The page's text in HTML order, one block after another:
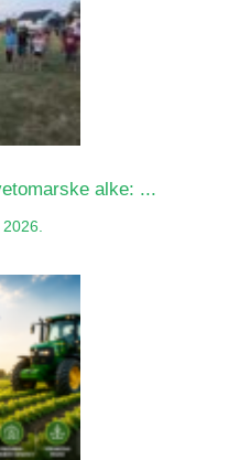
alke: ...